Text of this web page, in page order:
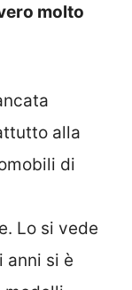
molto
alla
di
Lo si vede
anni si è